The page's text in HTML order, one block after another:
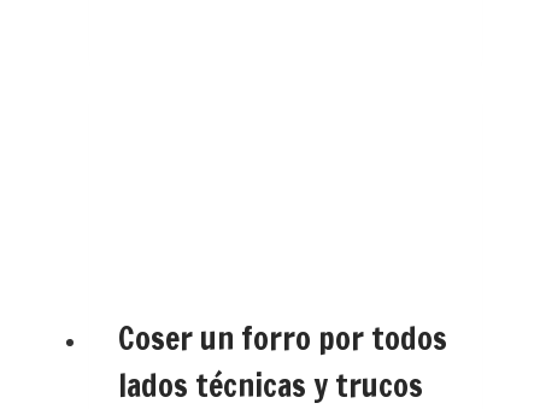
Coser un forro por todos
lados técnicas y trucos